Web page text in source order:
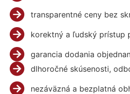
transparentné ceny bez
korektný a ľudský prístup
garancia dodania
dlhoročné skúsenosti,
nezáväzná a bezplatná